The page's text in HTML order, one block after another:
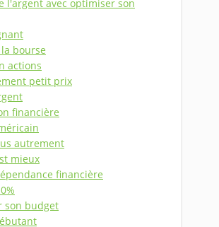
l'argent avec optimiser son
bourse
actions
petit prix
financière
autrement
mieux
financière
son budget